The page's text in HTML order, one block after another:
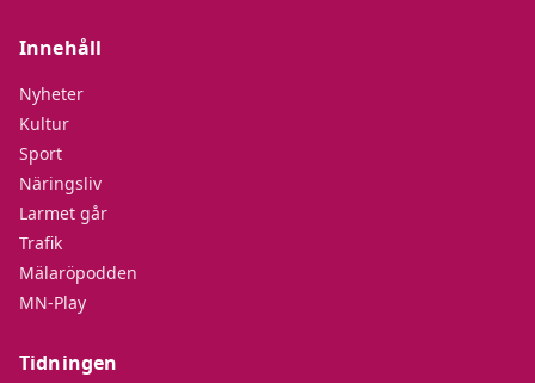
Innehåll
Nyheter
Kultur
Sport
Näringsliv
Larmet går
Trafik
Mälaröpodden
MN-Play
Tidningen